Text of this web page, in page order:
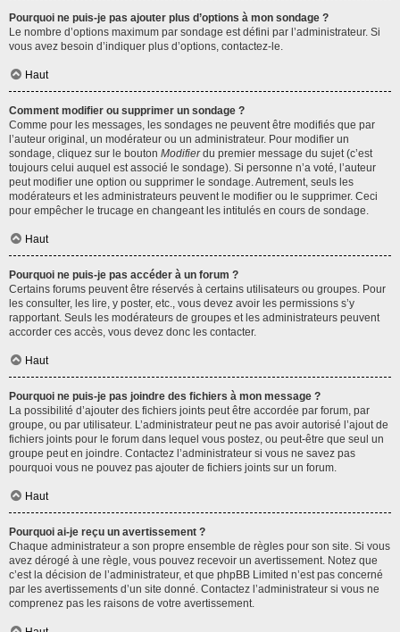
Pourquoi ne puis-je pas ajouter plus d’options à mon sondage ?
Le nombre d’options maximum par sondage est défini par l’administrateur. Si
vous avez besoin d’indiquer plus d’options, contactez-le.
Haut
Comment modifier ou supprimer un sondage ?
Comme pour les messages, les sondages ne peuvent être modifiés que par
l’auteur original, un modérateur ou un administrateur. Pour modifier un
sondage, cliquez sur le bouton Modifierdu premier message du sujet (c’est
toujours celui auquel est associé le sondage). Si personne n’a voté, l’auteur
peut modifier une option ou supprimer le sondage. Autrement, seuls les
modérateurs et les administrateurs peuvent le modifier ou le supprimer. Ceci
pour empêcher le trucage en changeant les intitulés en cours de sondage.
Haut
Pourquoi ne puis-je pas accéder à un forum ?
Certains forums peuvent être réservés à certains utilisateurs ou groupes. Pour
les consulter, les lire, y poster, etc., vous devez avoir les permissions s’y
rapportant. Seuls les modérateurs de groupes et les administrateurs peuvent
accorder ces accès, vous devez donc les contacter.
Haut
Pourquoi ne puis-je pas joindre des fichiers à mon message ?
La possibilité d’ajouter des fichiers joints peut être accordée par forum, par
groupe, ou par utilisateur. L’administrateur peut ne pas avoir autorisé l’ajout de
fichiers joints pour le forum dans lequel vous postez, ou peut-être que seul un
groupe peut en joindre. Contactez l’administrateur si vous ne savez pas
pourquoi vous ne pouvez pas ajouter de fichiers joints sur un forum.
Haut
Pourquoi ai-je reçu un avertissement ?
Chaque administrateur a son propre ensemble de règles pour son site. Si vous
avez dérogé à une règle, vous pouvez recevoir un avertissement. Notez que
c’est la décision de l’administrateur, et que phpBB Limited n’est pas concerné
par les avertissements d’un site donné. Contactez l’administrateur si vous ne
comprenez pas les raisons de votre avertissement.